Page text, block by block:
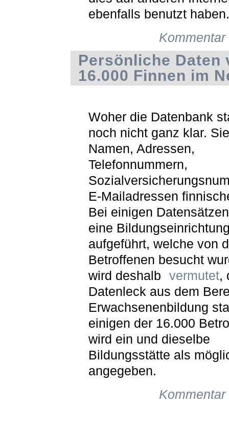
ebenfalls benutzt haben.
Persönliche Daten
16.000 Finnen im
Woher die Datenbank
noch nicht ganz klar.
Namen, Adressen,
Telefonnummern,
E-Mailadressen
Bei einigen
eine
aufgeführt, welche von
Betroffenen besucht
wird deshalb
vermutet,
Datenleck aus dem
Erwachsenenbildung
einigen der 16.000
wird ein und dieselbe
Bildungsstätte als
angegeben.